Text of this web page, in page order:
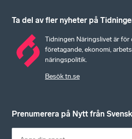
Ta del av fler nyheter på
Tidningen Näringslivet är för
företagande, ekonomi,
näringspolitik.
Besök tn.se
Prenumerera på Nytt från